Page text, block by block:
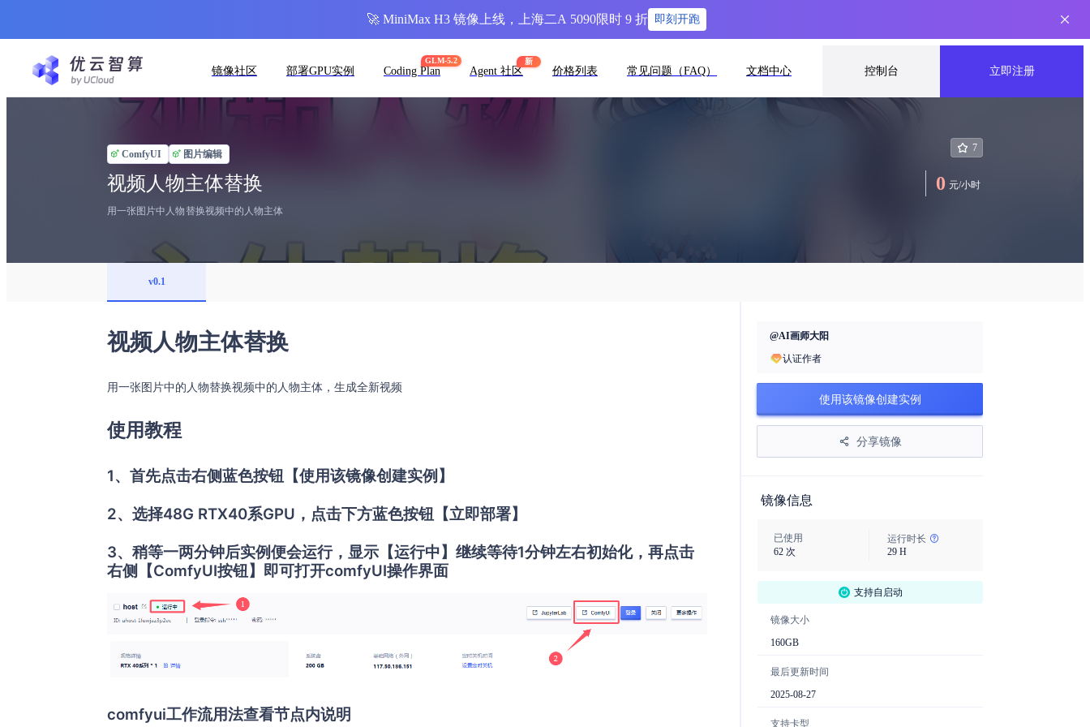
镜像社区 部署GPU实例
GLM-5.2
Coding Plan
新
Agent 社区 价格列表 常见问题（FAQ） 文档中心 控制台 立即注册
ComfyUI 图片编辑
视频人物主体替换
用一张图片中人物替换视频中的人物主体
7
0 元/小时
v0.1
视频人物主体替换
用一张图片中的人物替换视频中的人物主体，生成全新视频
使用教程
1、首先点击右侧蓝色按钮【使用该镜像创建实例】
2、选择48G RTX40系GPU，点击下方蓝色按钮【立即部署】
3、稍等一两分钟后实例便会运行，显示【运行中】继续等待1分钟左右初始化，再点击
右侧【ComfyUI按钮】即可打开comfyUI操作界面
comfyui工作流用法查看节点内说明
@AI画师大阳
认证作者
使用该镜像创建实例
分享镜像
镜像信息
已使用
62 次
运行时长
29H
支持自启动
镜像大小
160GB
最后更新时间
2025-08-27
支持卡型
🚀 MiniMax H3 镜像上线，上海二A 5090限时 9 折 即刻开跑